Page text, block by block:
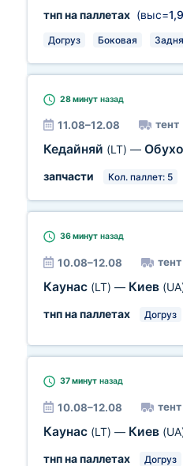
тнп на паллетах (выс=
Догруз Боковая
28 минут назад
11.08–12.08 тент
Кедайняй (LT) —
запчасти
Кол. паллет: 5
36 минут назад
10.08–12.08 тент
Каунас (LT) — Киев
тнп на паллетах
Догруз
37 минут назад
10.08–12.08 тент
Каунас (LT) — Киев
тнп на паллетах
Догруз